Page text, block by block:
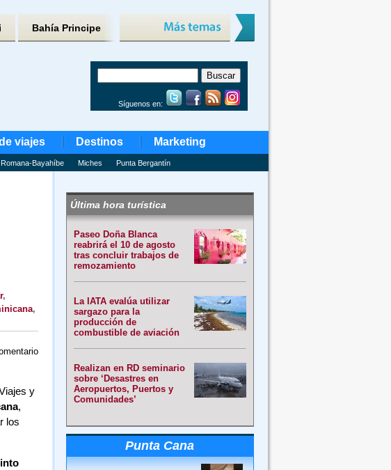
Bahía Principe
Síguenos en:
viajes Destinos Marketing
Romana-Bayahíbe Miches Punta Bergantín
,
,
y
,
los
Última hora turística
Paseo Doña Blanca
reabrirá el 10 de agosto
tras concluir trabajos de
remozamiento
La IATA evalúa utilizar
sargazo para la
producción de
combustible de aviación
Realizan en RD seminario
sobre ‘Desastres en
Aeropuertos, Puertos y
Comunidades’
Punta Cana